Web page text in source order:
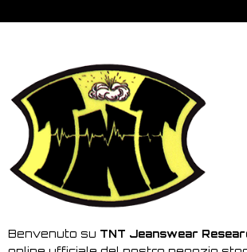
Benvenuto su TNT Jeanswear